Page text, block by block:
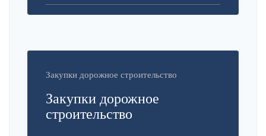
Закупки дорожное строительство
Закупки дорожное
строительство